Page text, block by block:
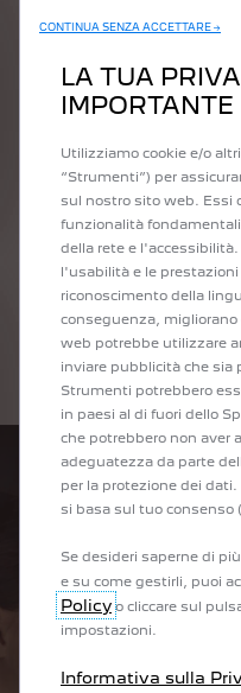
LE
DI
LUNGO
PENSATO PER I
SCOPRI LE NOSTRE
CONTINUA SENZA ACCETTARE →
LA TUA
IMPORTANTE
Utilizziamo cookie e/o
“Strumenti”) per
sul nostro sito web. Essi
funzionalità
della rete e
l'usabilità e le
riconoscimento della
conseguenza,
web potrebbe utilizzare
inviare pubblicità che sia
Strumenti potrebbero
in paesi al di fuori dello
che potrebbero non aver
adeguatezza da parte
per la protezione dei
si basa sul tuo consenso
Se desideri saperne di
e su come gestirli, puoi
Policy o cliccare sul
impostazioni.
Informativa sulla